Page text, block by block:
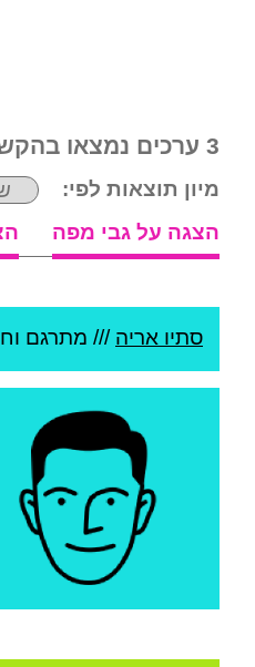
3 ערכים נמצאו בהקשר לנושא:
מיון תוצאות לפי:
הצגה על גבי מפה
סתיו אריה /// מתרגם